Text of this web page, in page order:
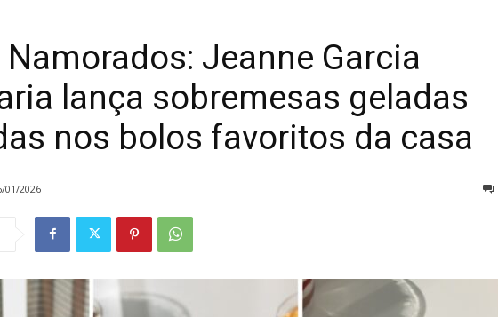
Namorados: Jeanne Garcia
lança sobremesas geladas
nos bolos favoritos da casa
01/2026